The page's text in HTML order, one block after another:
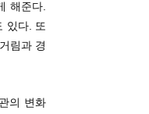
해준다.
있다. 또
림과 경
의 변화